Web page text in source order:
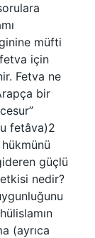
müfti
için
Fetva ne
bir
fetâva)2
güçlü
nedir?
(ayrıca